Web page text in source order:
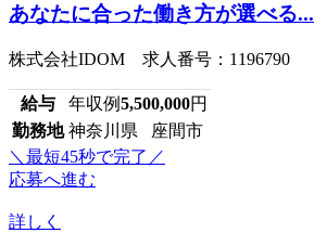
あなたに合った働き方が選べる...
株式会社IDOM 求人番号：1196790
給与 年収例5,500,000円
勤務地 神奈川県 座間市
＼最短45秒で完了／
応募へ進む
詳しく